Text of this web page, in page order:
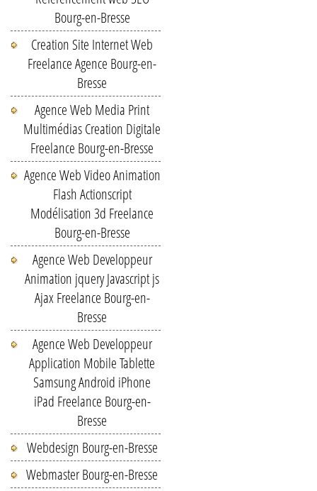
Bourg-en-Bresse
Creation Site Internet Web
Freelance Agence Bourg-en-
Bresse
Agence Web Media Print
Multimédias Creation Digitale
Freelance Bourg-en-Bresse
Agence Web Video Animation
Flash Actionscript
Modélisation 3d Freelance
Bourg-en-Bresse
Agence Web Developpeur
Animation jquery Javascript js
Ajax Freelance Bourg-en-
Bresse
Agence Web Developpeur
Application Mobile Tablette
Samsung Android iPhone
iPad Freelance Bourg-en-
Bresse
Webdesign Bourg-en-Bresse
Webmaster Bourg-en-Bresse